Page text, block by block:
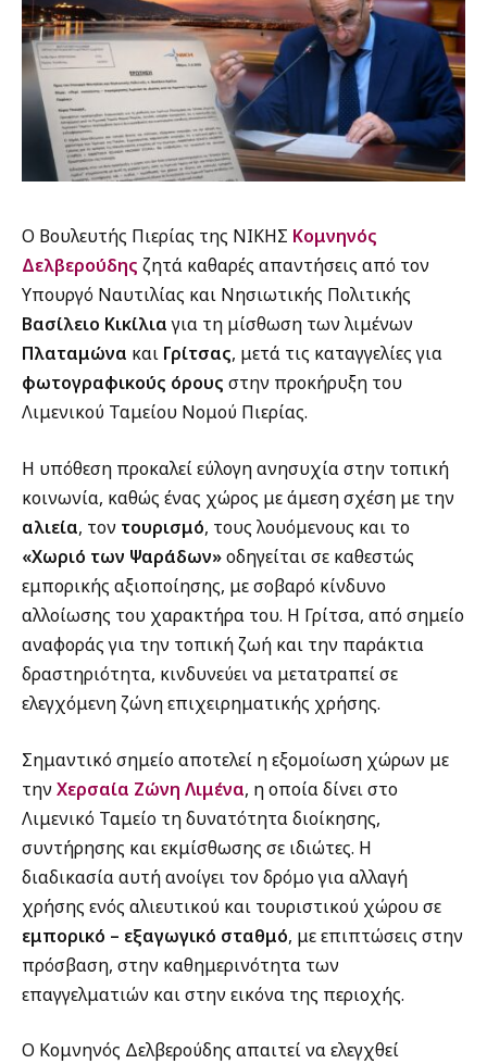
Ο Βουλευτής Πιερίας της ΝΙΚΗΣ Κομνηνός
Δελβερούδης ζητά καθαρές απαντήσεις από τον
Υπουργό Ναυτιλίας και Νησιωτικής Πολιτικής
Βασίλειο Κικίλιαγια τη μίσθωση των λιμένων
Πλαταμώνα και Γρίτσας, μετά τις καταγγελίες για
φωτογραφικούς όρους στην προκήρυξη του
Λιμενικού Ταμείου Νομού Πιερίας.
Η υπόθεση προκαλεί εύλογη ανησυχία στην τοπική
κοινωνία, καθώς ένας χώρος με άμεση σχέση με την
αλιεία, τον τουρισμό, τους λουόμενους και το
«Χωριό των Ψαράδων»οδηγείται σε καθεστώς
εμπορικής αξιοποίησης, με σοβαρό κίνδυνο
αλλοίωσης του χαρακτήρα του. Η Γρίτσα, από σημείο
αναφοράς για την τοπική ζωή και την παράκτια
δραστηριότητα, κινδυνεύει να μετατραπεί σε
ελεγχόμενη ζώνη επιχειρηματικής χρήσης.
Σημαντικό σημείο αποτελεί η εξομοίωση χώρων με
τηνΧερσαία Ζώνη Λιμένα, η οποία δίνει στο
Λιμενικό Ταμείο τη δυνατότητα διοίκησης,
συντήρησης και εκμίσθωσης σε ιδιώτες. Η
διαδικασία αυτή ανοίγει τον δρόμο για αλλαγή
χρήσης ενός αλιευτικού και τουριστικού χώρου σε
εμπορικό – εξαγωγικό σταθμό, με επιπτώσεις στην
πρόσβαση, στην καθημερινότητα των
επαγγελματιών και στην εικόνα της περιοχής.
Ο Κομνηνός Δελβερούδης απαιτεί να ελεγχθεί